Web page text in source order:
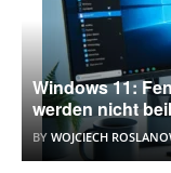
Windows 11:
werden nicht
BY WOJCIECH